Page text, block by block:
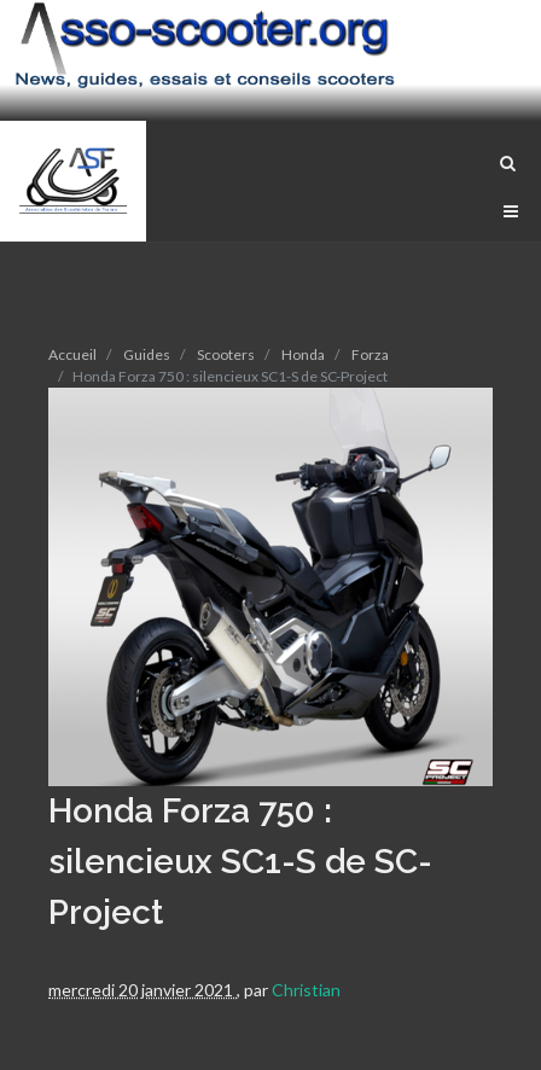
Accueil Guides Scooters Honda
Forza
Honda Forza 750 : silencieux SC1-S de SC-Project
Honda Forza 750 :
silencieux SC1-S de SC-
Project
mercredi 20 janvier 2021 , parChristian